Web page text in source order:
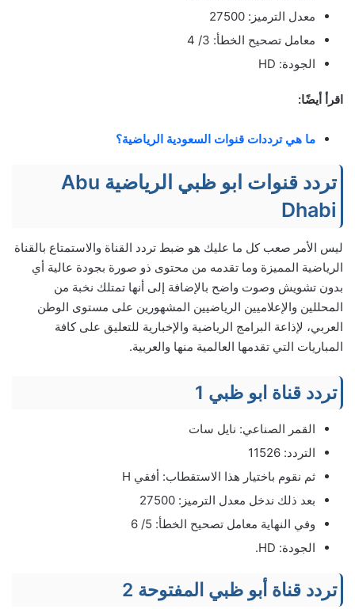
معدل الترميز: 27500
معامل تصحيح الخطأ: 3/ 4
الجودة: HD
اقرأ أيضًا:
ما هي ترددات قنوات السعودیة الریاضیة؟
تردد قنوات ابو ظبي الرياضية Abu
Dhabi
ليس الأمر صعب كل ما عليك هو ضبط تردد القناة والاستمتاع بالقناة
الرياضية المميزة وما تقدمه من محتوى ذو صورة بجودة عالية أي
بدون تشويش وصوت واضح بالإضافة إلى أنها تمتلك نخبة من
المحللين والإعلاميين الرياضيين المشهورين على مستوى الوطن
العربي، لإذاعة البرامج الرياضية والإخبارية للتعليق على كافة
المباريات التي تقدمها العالمية منها والعربية.
تردد قناة ابو ظبي 1
القمر الصناعي: نايل سات
التردد: 11526
ثم نقوم باختيار هذا الاستقطاب: أفقي H
بعد ذلك ندخل معدل الترميز: 27500
وفي النهاية معامل تصحيح الخطأ: 5/ 6
الجودة: HD.
تردد قناة أبو ظبي المفتوحة 2